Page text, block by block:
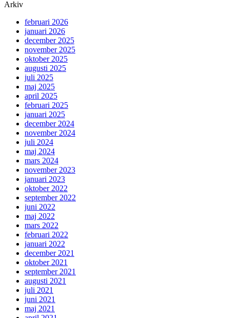
Arkiv
februari 2026
januari 2026
december 2025
november 2025
oktober 2025
augusti 2025
juli 2025
maj 2025
april 2025
februari 2025
januari 2025
december 2024
november 2024
juli 2024
maj 2024
mars 2024
november 2023
januari 2023
oktober 2022
september 2022
juni 2022
maj 2022
mars 2022
februari 2022
januari 2022
december 2021
oktober 2021
september 2021
augusti 2021
juli 2021
juni 2021
maj 2021